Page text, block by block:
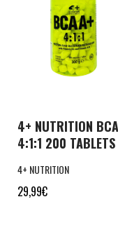
4+ NUTRITION
4:1:1 200 TABLETS
4+ NUTRITION
29,99€